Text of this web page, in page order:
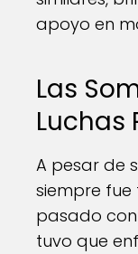
apoyo en
Las
Luchas
A pesar de
siempre fue
pasado
tuvo que